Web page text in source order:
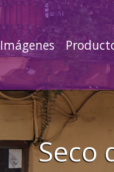
Imágenes
Seco